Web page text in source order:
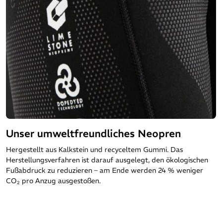
Unser umweltfreundliches Neopren
Hergestellt aus Kalkstein und recyceltem Gummi. Das
Herstellungsverfahren ist darauf ausgelegt, den ökologischen
Fußabdruck zu reduzieren – am Ende werden 24 % weniger
CO₂ pro Anzug ausgestoßen.